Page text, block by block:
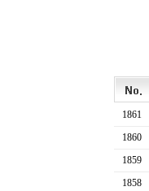
1861
1860
1859
1858